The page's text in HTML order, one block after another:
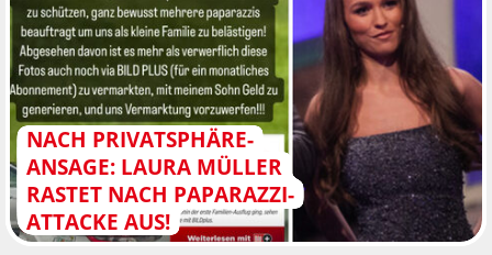
NACH PRIVATSPHÄRE-
ANSAGE: LAURA MÜLLER
RASTET NACH PAPARAZZI-
ATTACKE AUS!